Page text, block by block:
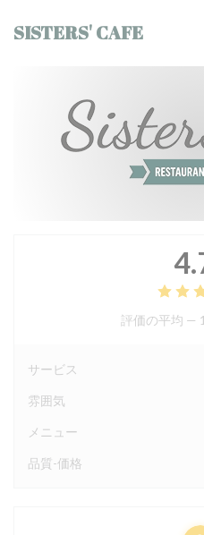
SISTERS' CAFE
評価の平均 —
サービス
雰囲気
メニュー
品質-価格